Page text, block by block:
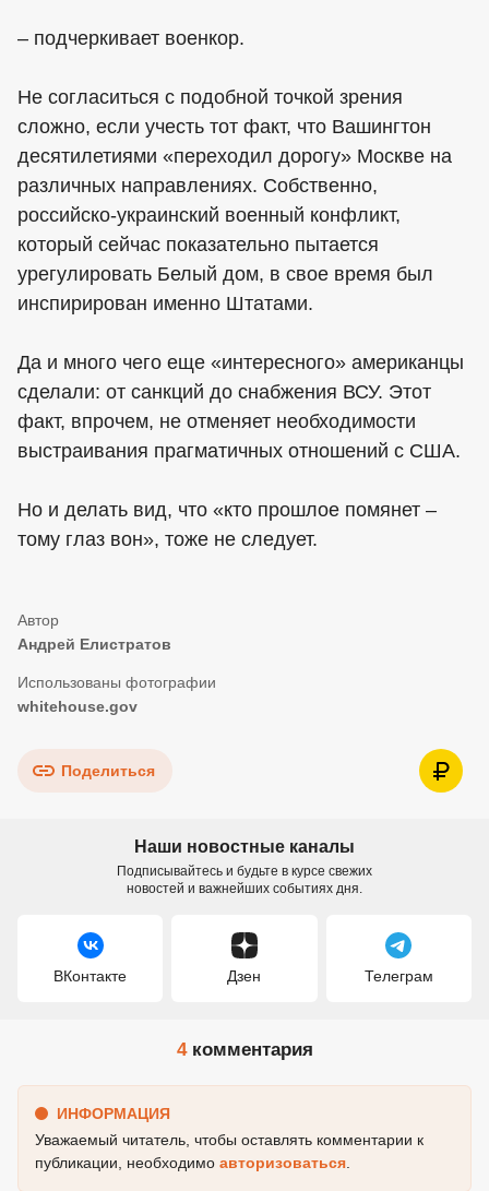
– подчеркивает военкор.
Не согласиться с подобной точкой зрения
сложно, если учесть тот факт, что Вашингтон
десятилетиями «переходил дорогу» Москве на
различных направлениях. Собственно,
российско-украинский военный конфликт,
который сейчас показательно пытается
урегулировать Белый дом, в свое время был
инспирирован именно Штатами.
Да и много чего еще «интересного» американцы
сделали: от санкций до снабжения ВСУ. Этот
факт, впрочем, не отменяет необходимости
выстраивания прагматичных отношений с США.
Но и делать вид, что «кто прошлое помянет –
тому глаз вон», тоже не следует.
Андрей Елистратов
whitehouse.gov
Поделиться
Наши новостные каналы
Подписывайтесь и будьте в курсе свежих
новостей и важнейших событиях дня.
ВКонтакте Дзен Телеграм
4комментария
ИНФОРМАЦИЯ
Уважаемый читатель, чтобы оставлять комментарии к
публикации, необходимо авторизоваться.